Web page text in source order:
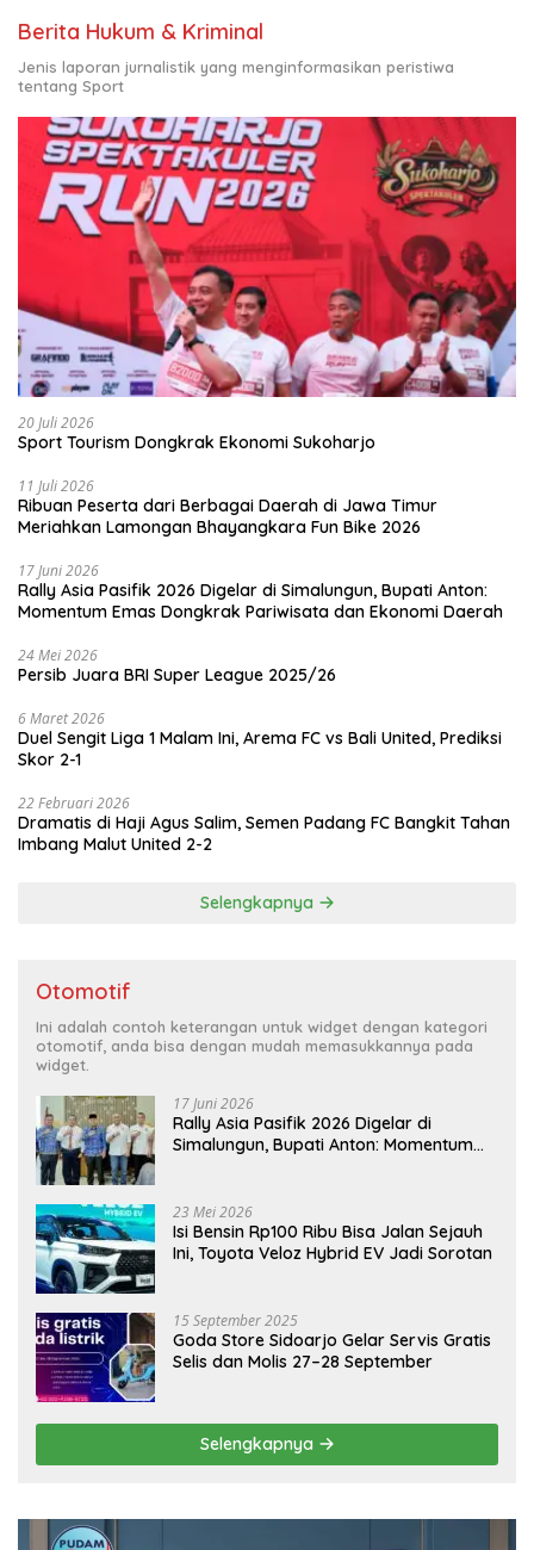
Berita Hukum & Kriminal
Jenis laporan jurnalistik yang menginformasikan peristiwa
tentang Sport
20 Juli 2026
Sport Tourism Dongkrak Ekonomi Sukoharjo
11 Juli 2026
Ribuan Peserta dari Berbagai Daerah di Jawa Timur
Meriahkan Lamongan Bhayangkara Fun Bike 2026
17 Juni 2026
Rally Asia Pasifik 2026 Digelar di Simalungun, Bupati Anton:
Momentum Emas Dongkrak Pariwisata dan Ekonomi Daerah
24 Mei 2026
Persib Juara BRI Super League 2025/26
6 Maret 2026
Duel Sengit Liga 1 Malam Ini, Arema FC vs Bali United, Prediksi
Skor 2-1
22 Februari 2026
Dramatis di Haji Agus Salim, Semen Padang FC Bangkit Tahan
Imbang Malut United 2-2
Selengkapnya
Otomotif
Ini adalah contoh keterangan untuk widget dengan kategori
otomotif, anda bisa dengan mudah memasukkannya pada
widget.
17 Juni 2026
Rally Asia Pasifik 2026 Digelar di
Simalungun, Bupati Anton: Momentum
23 Mei 2026
Isi Bensin Rp100 Ribu Bisa Jalan Sejauh
Ini, Toyota Veloz Hybrid EV Jadi Sorotan
15 September 2025
Goda Store Sidoarjo Gelar Servis Gratis
Selis dan Molis 27–28 September
Selengkapnya